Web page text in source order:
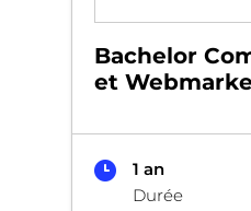
Bachelor
et
1 an
Durée